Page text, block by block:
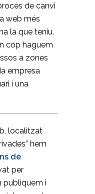
de canvi
web més
la que teniu.
cop haguem
a zones
empresa
i una
localitzat
hem
de
per
publiquem i